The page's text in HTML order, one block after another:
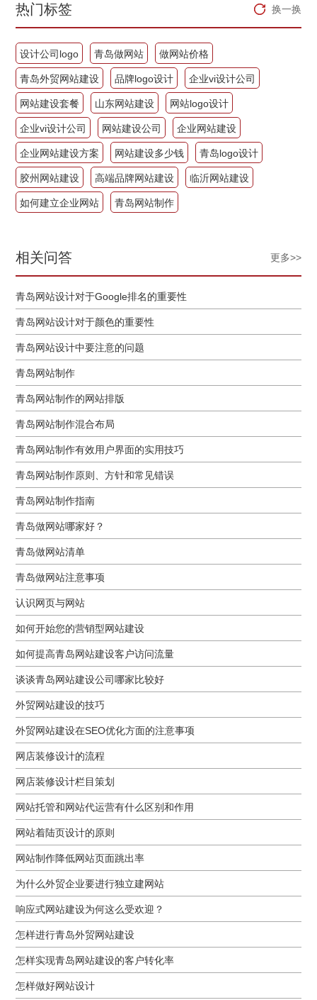
热门标签 换一换
设计公司logo 青岛做网站 做网站价格
青岛外贸网站建设 品牌logo设计 企业vi设计公司
网站建设套餐 山东网站建设 网站logo设计
企业vi设计公司 网站建设公司 企业网站建设
企业网站建设方案 网站建设多少钱 青岛logo设计
胶州网站建设 高端品牌网站建设 临沂网站建设
如何建立企业网站 青岛网站制作
相关问答 更多>>
青岛网站设计对于Google排名的重要性
青岛网站设计对于颜色的重要性
青岛网站设计中要注意的问题
青岛网站制作
青岛网站制作的网站排版
青岛网站制作混合布局
青岛网站制作有效用户界面的实用技巧
青岛网站制作原则、方针和常见错误
青岛网站制作指南
青岛做网站哪家好？
青岛做网站清单
青岛做网站注意事项
认识网页与网站
如何开始您的营销型网站建设
如何提高青岛网站建设客户访问流量
谈谈青岛网站建设公司哪家比较好
外贸网站建设的技巧
外贸网站建设在SEO优化方面的注意事项
网店装修设计的流程
网店装修设计栏目策划
网站托管和网站代运营有什么区别和作用
网站着陆页设计的原则
网站制作降低网站页面跳出率
为什么外贸企业要进行独立建网站
响应式网站建设为何这么受欢迎？
怎样进行青岛外贸网站建设
怎样实现青岛网站建设的客户转化率
怎样做好网站设计